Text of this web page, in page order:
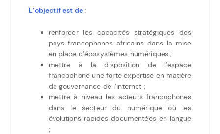
L’objectif est de:
renforcer les capacités stratégiques des
pays francophones africains dans la mise
en place d’écosystèmes numériques ;
mettre à la disposition de l’espace
francophone une forte expertise en matière
de gouvernance de l’internet ;
mettre à niveau les acteurs francophones
dans le secteur du numérique où les
évolutions rapides documentées en langue
;